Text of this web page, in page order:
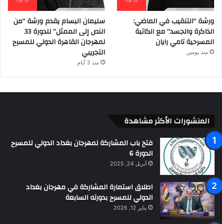
ورشة “التنقيب في الماضي:
الذاكرة والجسد” مع الكاتبة
المسرحية تامي رايان
منذ يومين
سليمان البسام يقدم ورشة “من
النص إلى الممثل” للدورة 33
لمهرجان القاهرة الدولي للمسرح
التجريبي
منذ 3 أيام
المنشورات الأكثر مشاهدة
فتح باب المشاركة لمهرجان بغداد الدولي للمسرح
الدورة 6
أبريل 24, 2025
اطلاق استمارة المشاركة في مهرجان بغداد
الدولي للمسرح بدورته السابعة
يناير 12, 2026